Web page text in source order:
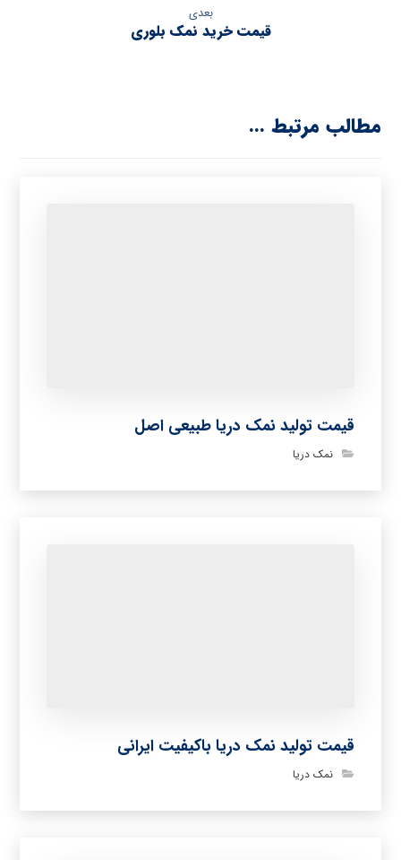
بعدی
قیمت خرید نمک بلوری
مطالب مرتبط ...
قیمت تولید نمک دریا طبیعی اصل
نمک دریا
قیمت تولید نمک دریا باکیفیت ایرانی
نمک دریا